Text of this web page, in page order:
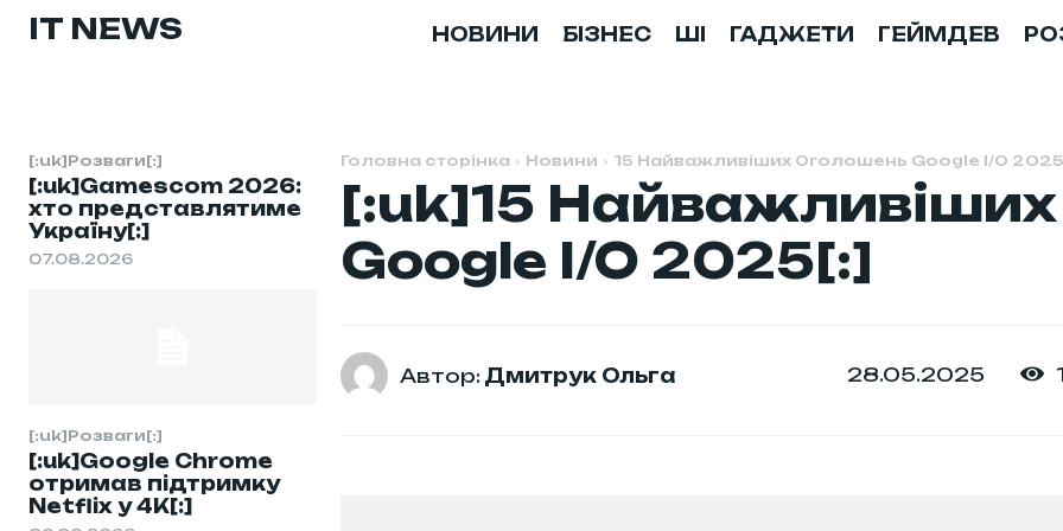
IT NEWS НОВИНИ БІЗНЕС ШІ ГАДЖЕТИ ГЕЙМДЕВ
[:uk]Розваги[:]
[:uk]Gamescom 2026:
хто представлятиме
Україну[:]
07.08.2026
[:uk]Розваги[:]
[:uk]Google Chrome
отримав підтримку
Netflix у 4K[:]
Головна сторінка Новини 15 Найважливіших Оголошень Google I/O 2025
[:uk]15
Google I/O 2025[:]
Автор: Дмитрук Ольга 28.05.2025